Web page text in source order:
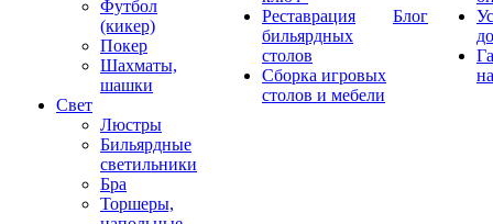
Футбол
(кикер)
Покер
Шахматы,
шашки
Свет
Люстры
Бильярдные
светильники
Бра
Торшеры,
Реставрация
бильярдных
столов
Сборка игровых
столов и мебели
Блог